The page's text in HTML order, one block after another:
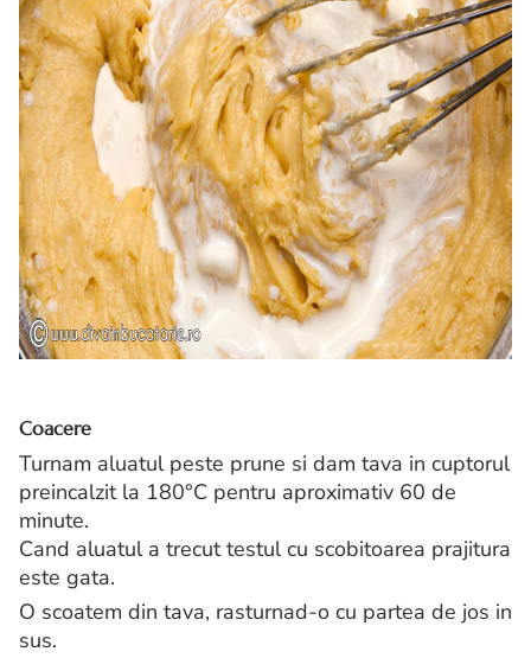
Coacere
Turnam aluatul peste prune si dam tava in cuptorul
preincalzit la 180°C pentru aproximativ 60 de
minute.
Cand aluatul a trecut testul cu scobitoarea prajitura
este gata.
O scoatem din tava, rasturnad-o cu partea de jos in
sus.